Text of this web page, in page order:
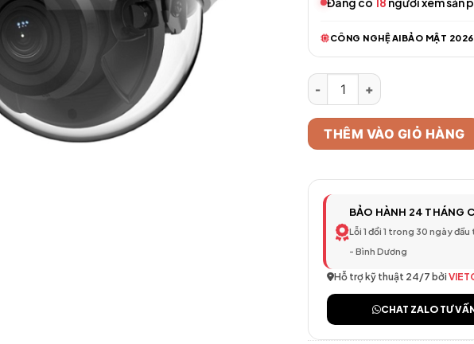
CÔNG NGHỆ AIBẢO MẬT 2026
Camera IP Dome hồng ngoại
THÊM VÀO GIỎ HÀNG
BẢO HÀNH 24 THÁNG
Lỗi 1 đổi 1 trong 30 ngày
- Bình Dương
Hỗ trợ kỹ thuật 24/7 bởi
CHAT ZALO TƯ